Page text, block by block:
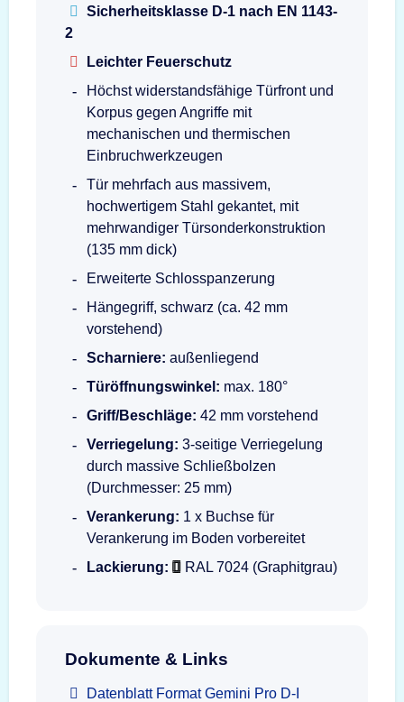
Sicherheitsklasse D-1 nach EN 1143-
2
Leichter Feuerschutz
Höchst widerstandsfähige Türfront und
Korpus gegen Angriffe mit
mechanischen und thermischen
Einbruchwerkzeugen
Tür mehrfach aus massivem,
hochwertigem Stahl gekantet, mit
mehrwandiger Türsonderkonstruktion
(135 mm dick)
Erweiterte Schlosspanzerung
Hängegriff, schwarz (ca. 42 mm
vorstehend)
Scharniere: außenliegend
Türöffnungswinkel: max. 180°
Griff/Beschläge: 42 mm vorstehend
Verriegelung: 3-seitige Verriegelung
durch massive Schließbolzen
(Durchmesser: 25 mm)
Verankerung: 1 x Buchse für
Verankerung im Boden vorbereitet
Lackierung:
RAL 7024 (Graphitgrau)
Dokumente & Links
Datenblatt Format Gemini Pro D-I